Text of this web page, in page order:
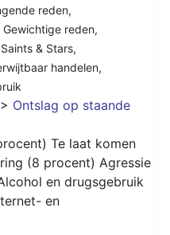
reden,
Gewichtige reden,
Saints & Stars,
handelen,
> Ontslag op staande
Te laat komen
(8 procent) Agressie
en drugsgebruik
en